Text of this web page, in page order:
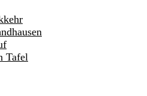
Tafel